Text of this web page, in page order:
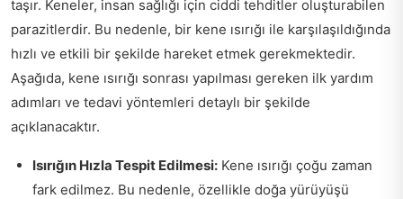
taşır. Keneler, insan sağlığı için ciddi tehditler oluşturabilen
parazitlerdir. Bu nedenle, bir kene ısırığı ile karşılaşıldığında
hızlı ve etkili bir şekilde hareket etmek gerekmektedir.
Aşağıda, kene ısırığı sonrası yapılması gereken ilk yardım
adımları ve tedavi yöntemleri detaylı bir şekilde
açıklanacaktır.
Isırığın Hızla Tespit Edilmesi: Kene ısırığı çoğu zaman
fark edilmez. Bu nedenle, özellikle doğa yürüyüşü